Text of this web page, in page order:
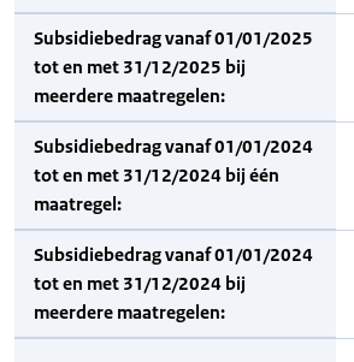
Subsidiebedrag vanaf 01/01/2025
tot en met 31/12/2025 bij
meerdere maatregelen:
Subsidiebedrag vanaf 01/01/2024
tot en met 31/12/2024 bij één
maatregel:
Subsidiebedrag vanaf 01/01/2024
tot en met 31/12/2024 bij
meerdere maatregelen: